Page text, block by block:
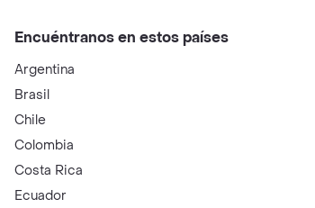
Encuéntranos en estos países
Argentina
Brasil
Chile
Colombia
Costa Rica
Ecuador